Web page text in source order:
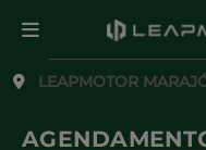
LEAPMOTOR